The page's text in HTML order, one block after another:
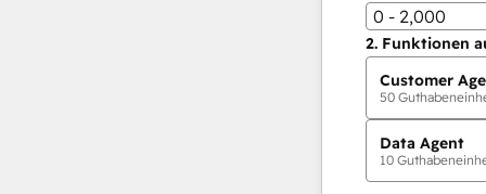
0 - 2,000
2. Funktionen
Customer
50
Data Agent
10